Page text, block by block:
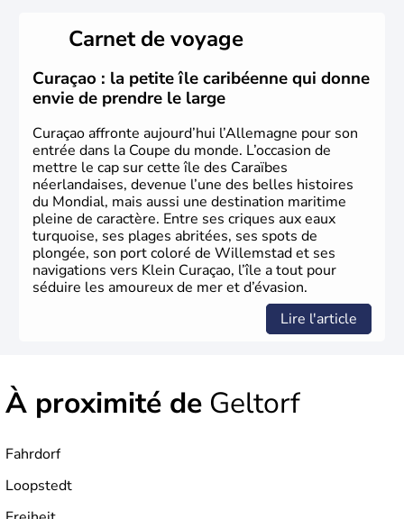
lesquelles bénéficient d'une grande autonomie. Le pays
peut se targuer de grands noms qu'il a vu naître dans tous
les domaines, des arts à la politique en passant par la
philosophie. Hertz, Gutenberg, Heidegger, Thomas Mann,
Herman Hesse ou bien Hegel en font partie.
Carnet de voyage
Curaçao : la petite île caribéenne qui donne
envie de prendre le large
Curaçao affronte aujourd’hui l’Allemagne pour son
entrée dans la Coupe du monde. L’occasion de
mettre le cap sur cette île des Caraïbes
néerlandaises, devenue l’une des belles histoires
du Mondial, mais aussi une destination maritime
pleine de caractère. Entre ses criques aux eaux
turquoise, ses plages abritées, ses spots de
plongée, son port coloré de Willemstad et ses
navigations vers Klein Curaçao, l’île a tout pour
séduire les amoureux de mer et d’évasion.
Lire l'article
À proximité de Geltorf
Fahrdorf
Loopstedt